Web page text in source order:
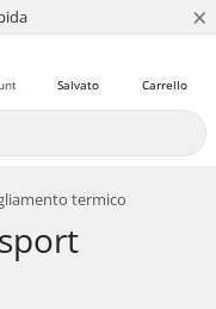
×
Carrello
Salvato
termico